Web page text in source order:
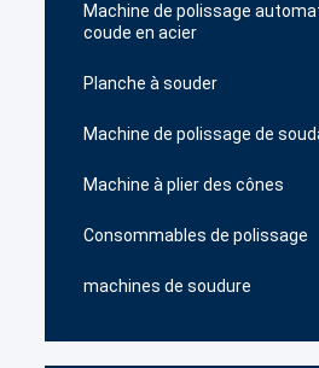
Machine de polissage
coude en acier
Planche à souder
Machine de polissage de
Machine à plier des cônes
Consommables de polissage
machines de soudure